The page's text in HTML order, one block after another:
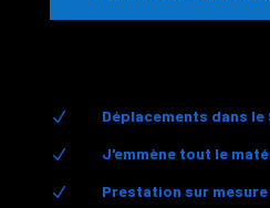
N Déplacements dans le
N J'emmène tout le
N Prestation sur mesure